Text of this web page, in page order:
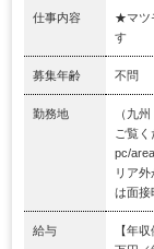
仕事内容
★マツ
す
募集年齢 不問
勤務地
（九
ご覧
pc/
リア
は面接
給与
【年